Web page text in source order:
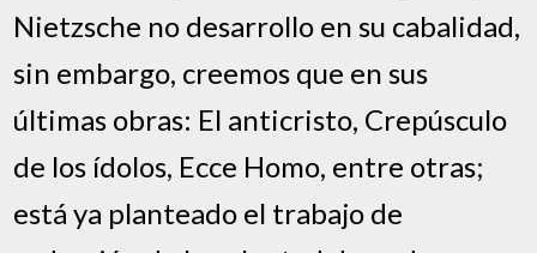
Nietzsche no desarrollo en su cabalidad,
sin embargo, creemos que en sus
últimas obras: El anticristo, Crepúsculo
de los ídolos, Ecce Homo, entre otras;
está ya planteado el trabajo de